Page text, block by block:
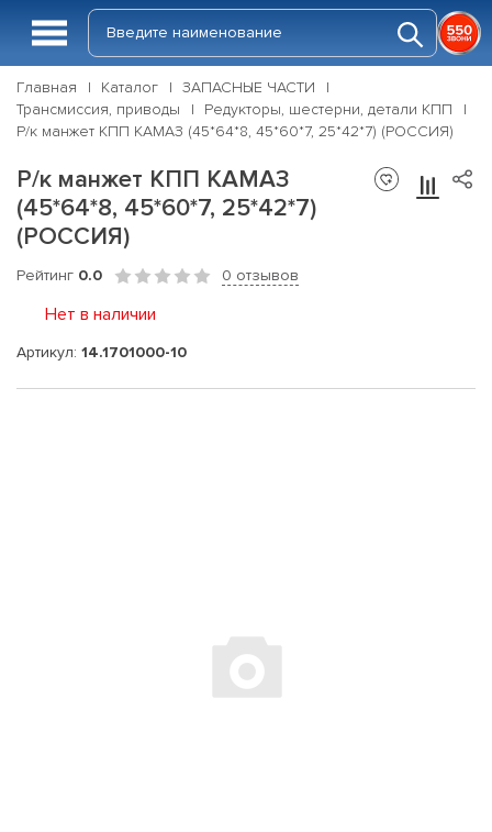
Главная Каталог
ЗАПАСНЫЕ ЧАСТИ
Трансмиссия, приводы
Редукторы, шестерни, детали КПП
Р/к манжет КПП КАМАЗ (45*64*8, 45*60*7, 25*42*7) (РОССИЯ)
Р/к манжет КПП КАМАЗ
(45*64*8, 45*60*7, 25*42*7)
(РОССИЯ)
Рейтинг 0.0 0 отзывов
Нет в наличии
Артикул: 14.1701000-10